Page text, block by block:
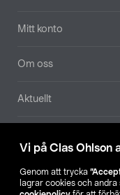
Vi på Clas Ohlson
Genom att trycka
lagrar cookies och
Mitt konto
Om oss
Aktuellt